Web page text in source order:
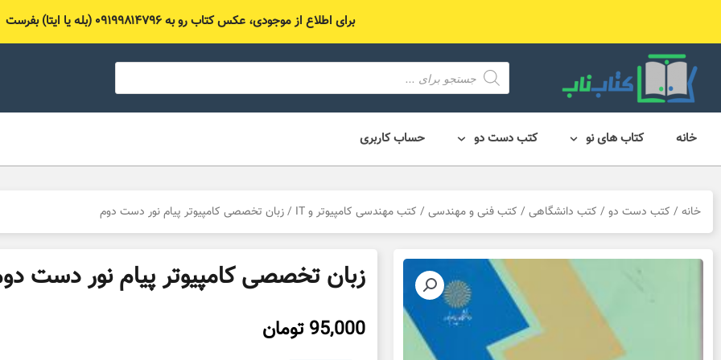
محتوا
برای اطلاع از موجودی، عکس کتاب رو به ۰۹۱۹۹۸۱۴۷۹۶ (بله یا ایتا) بفرست
محصول
search
خانه کتاب های نو کتب دست دو حساب کاربری
خانه / کتب دست دو / کتب دانشگاهی / کتب فنی و مهندسی / کتب مهندسی کامپیوتر و IT / زبان تخصصی کامپیوتر پیام نور دست دوم
زبان تخصصی کامپیوتر پیام نور دست
95,000 تومان